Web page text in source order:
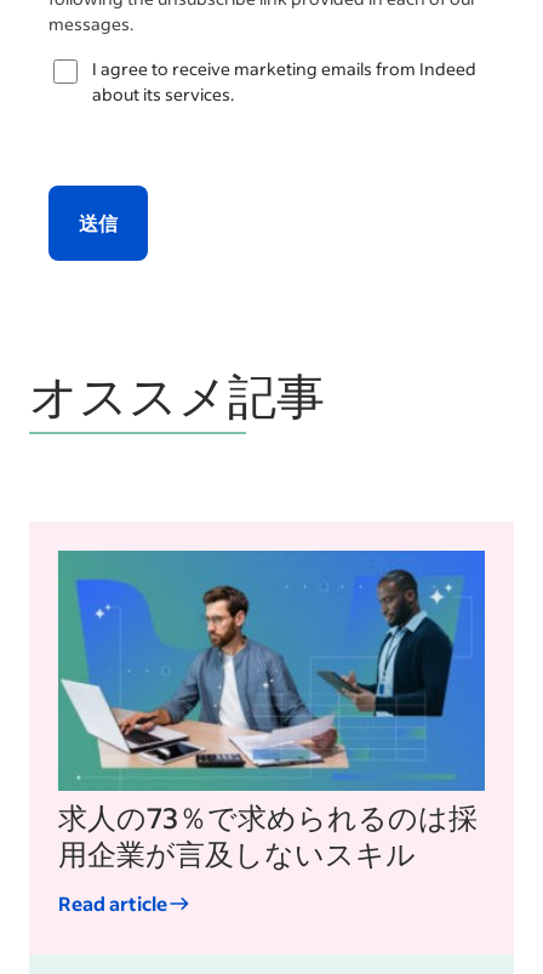
messages.
I agree to receive marketing emails from Indeed
about its services.
送信
オススメ記事
求人の73％で求められるのは採
用企業が言及しないスキル
Read article